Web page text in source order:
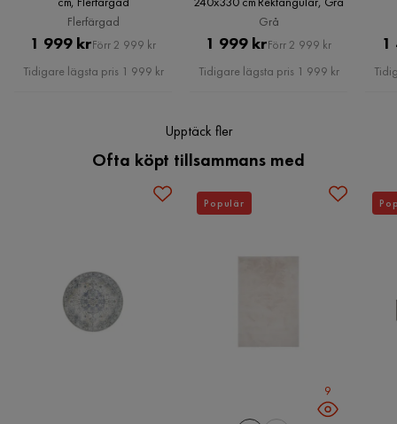
Flerfärgad
Pris
1 999 krOriginal
Pris
Förr 2 999 kr
Tidigare lägsta pris 1 999 kr
Grå
Pris
1 999 krOriginal
Pris
Förr 2 999 kr
Tidigare lägsta pris 1 999 kr
1
Upptäck fler
Ofta köpt tillsammans med
9
Populär